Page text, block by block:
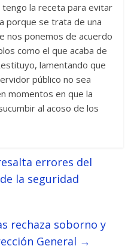
tengo la receta para evitar
porque se trata de una
nos ponemos de acuerdo
como el que acaba de
lamentando que
público no sea
momentos en que la
al acoso de los
errores del
la seguridad
rechaza soborno y
General →